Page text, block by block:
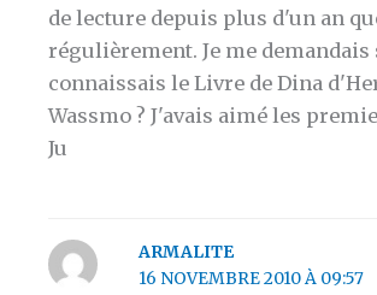
de lecture depuis plus d'un an
régulièrement. Je me demandais
connaissais le Livre de Dina
Wassmo ? J'avais aimé les
Ju
ARMALITE
16 NOVEMBRE 2010 À 09:57